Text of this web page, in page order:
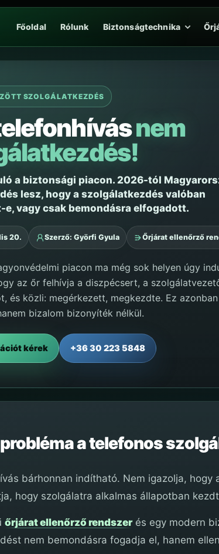
Főoldal Rólunk Biztonságtechnika
SZOLGÁLATKEZDÉS
nem
a biztonsági piacon. 2026-tól
lesz, hogy a szolgálatkezdés valóban
vagy csak bemondásra elfogadott.
20. Szerző: Györfi Gyula Őrjárat ellenőrző
piacon ma még sok helyen úgy
az őr felhívja a diszpécsert, a
és közli: megérkezett, megkezdte. Ez azonban
bizalom bizonyíték nélkül.
kérek +36 30 223 5848
a telefonos
bárhonnan indítható. Nem igazolja,
hogy szolgálatra alkalmas állapotban
őrjárat ellenőrző rendszerés egy modern
nem bemondásra fogadja el, hanem